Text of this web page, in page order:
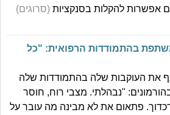
אפשרות להקלות בסנקציות (סרוגים)
בהתמודדות הרפואית: "כל
את העוקבות שלה בהתמודדות שלה
"נבהלתי. מצבי רוח, חוסר
פתאום את לא מבינה מה עובר על